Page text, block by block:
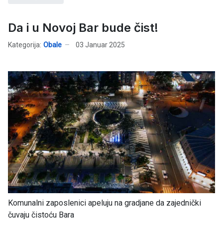
Da i u Novoj Bar bude čist!
Kategorija: Obale 03 Januar 2025
Komunalni zaposlenici apeluju na gradjane da zajednički
čuvaju čistoću Bara